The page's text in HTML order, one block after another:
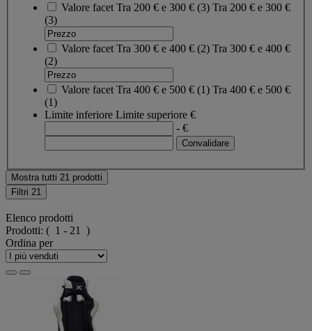
Valore facet Tra 200 € e 300 € (3) Tra 200 € e 300 €
(3)
Valore facet Tra 300 € e 400 € (2) Tra 300 € e 400 €
(2)
Valore facet Tra 400 € e 500 € (1) Tra 400 € e 500 €
(1)
Limite inferiore Limite superiore €
- €
Mostra tutti 21 prodotti
Filtri 21
Elenco prodotti
Prodotti: ( 1 - 21 )
Ordina per